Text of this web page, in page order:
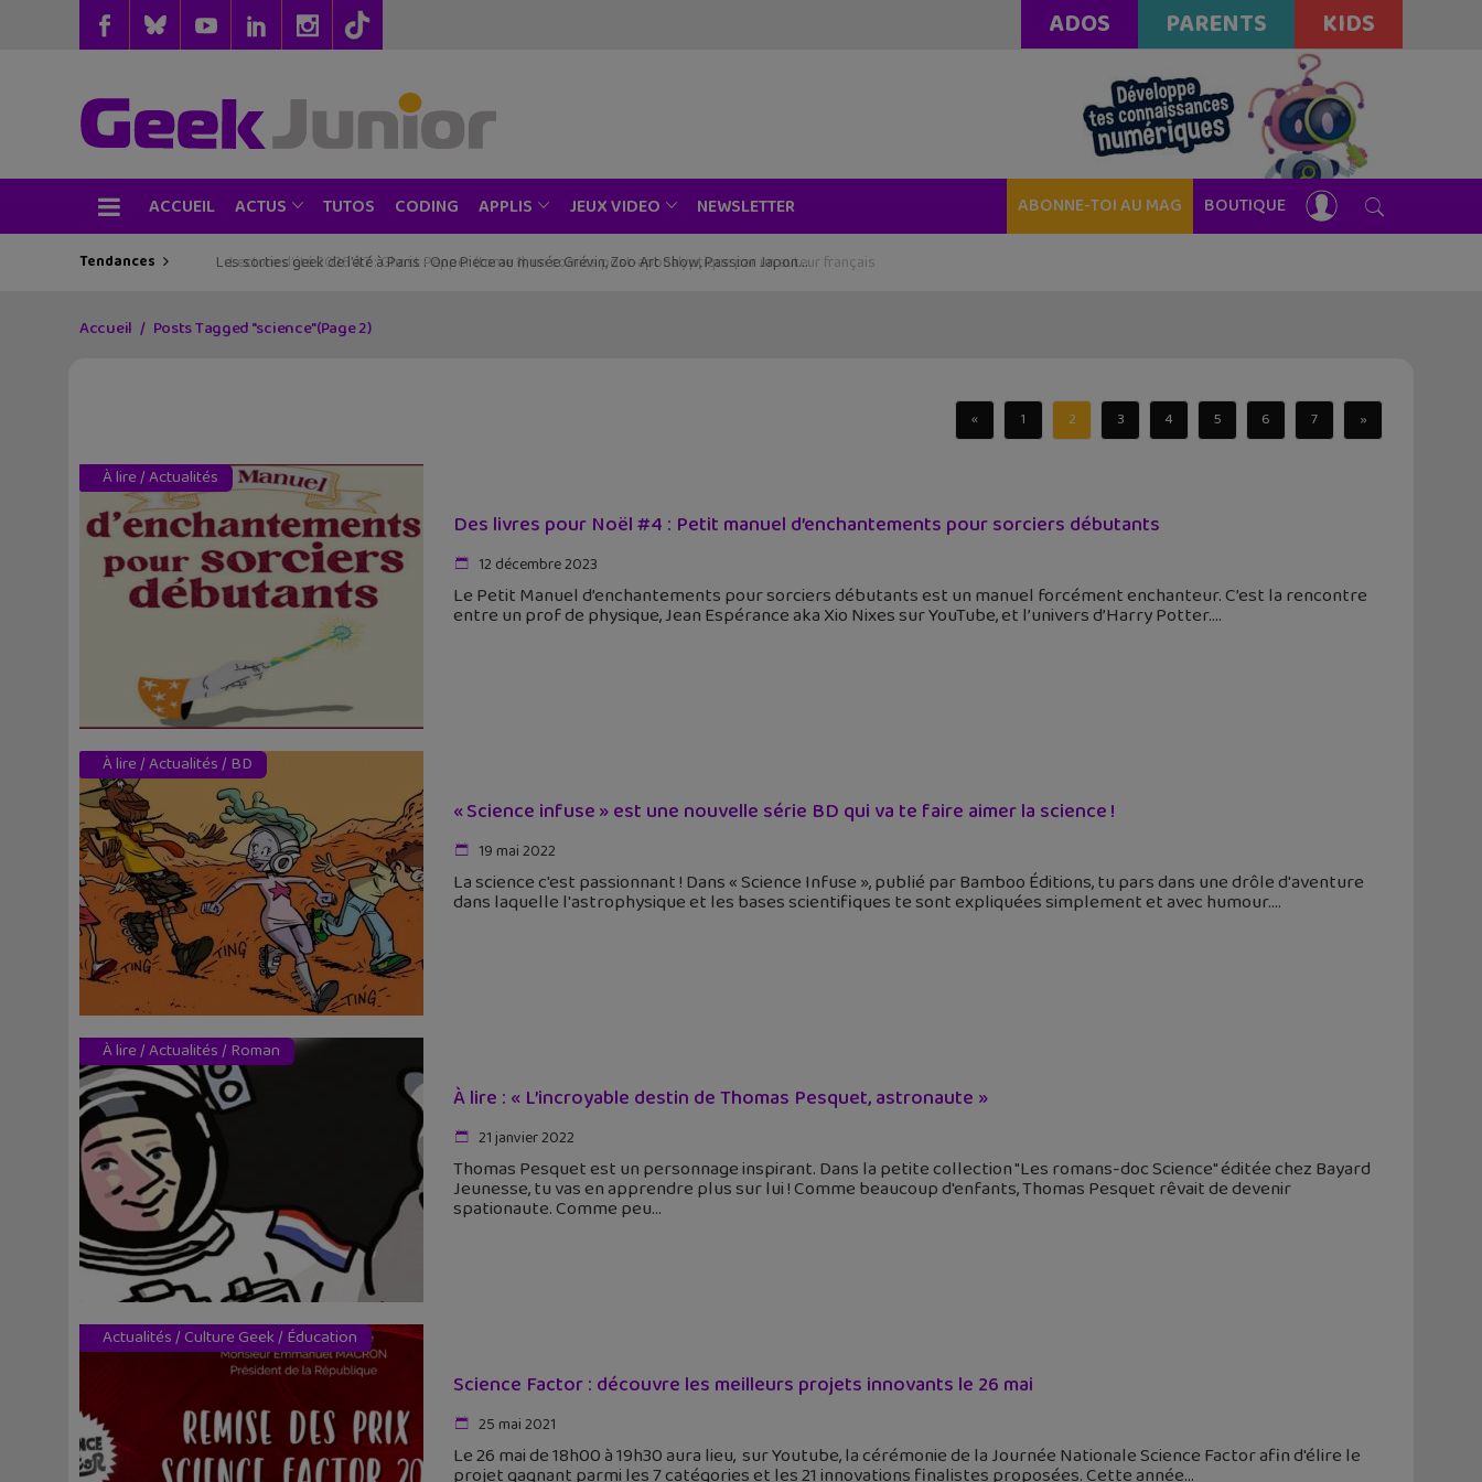
ADOS PARENTS KIDS
ACCUEIL ACTUS TUTOS CODING APPLIS JEUX VIDEO NEWSLETTER ABONNE-TOI AU MAG BOUTIQUE
Tendances Les sorties geek de l’été à Paris : One Piece au musée Grévin, Zoo Art Show, Passion Japon…
Accueil Posts Tagged "science"(Page 2)
« 1 2 3 4 5 6 7 »
À lire/Actualités
Des livres pour Noël #4 : Petit manuel d’enchantements pour sorciers débutants
12 décembre 2023
Le Petit Manuel d’enchantements pour sorciers débutants est un manuel forcément enchanteur. C’est la rencontre
entre un prof de physique, Jean Espérance aka Xio Nixes sur YouTube, et l’univers d’Harry Potter.
À lire/Actualités/ BD
« Science infuse » est une nouvelle série BD qui va te faire aimer la science !
19 mai 2022
La science c'est passionnant ! Dans « Science Infuse », publié par Bamboo Éditions, tu pars dans une drôle d'aventure
dans laquelle l'astrophysique et les bases scientifiques te sont expliquées simplement et avec humour.
À lire/Actualités/ Roman
À lire : « L’incroyable destin de Thomas Pesquet, astronaute »
21 janvier 2022
Thomas Pesquet est un personnage inspirant. Dans la petite collection "Les romans-doc Science" éditée chez Bayard
Jeunesse, tu vas en apprendre plus sur lui ! Comme beaucoup d'enfants, Thomas Pesquet rêvait de devenir
spationaute. Comme peu
Actualités/ Culture Geek/ Éducation
Science Factor : découvre les meilleurs projets innovants le 26 mai
25 mai 2021
Le 26 mai de 18h00 à 19h30 aura lieu, sur Youtube, la cérémonie de la Journée Nationale Science Factor afin d'élire le
projet gagnant parmi les 7 catégories et les 21 innovations finalistes proposées. Cette année